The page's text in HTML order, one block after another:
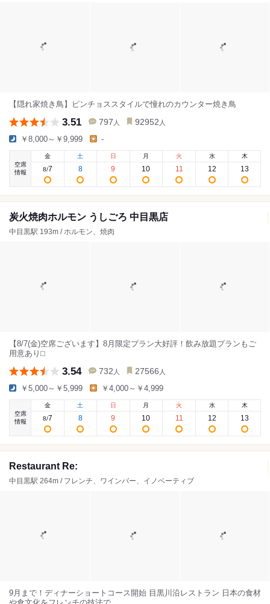
【隠れ家焼き鳥】ピンチョススタイルで憧れのカウンター焼き鳥
3.51 797 人 92952 人
￥8,000～￥9,999 -
空席
情報
金
8/7
土
8
日
9
月
10
火
11
水
12
木
13
炭火焼肉ホルモン うしごろ 中目黒店
中目黒駅 193m / ホルモン、焼肉
【8/7(金)空席ございます】8月限定プラン大好評！飲み放題プランもご
用意あり⬜︎
3.54 732 人 27566 人
￥5,000～￥5,999 ￥4,000～￥4,999
空席
情報
金
8/7
土
8
日
9
月
10
火
11
水
12
木
13
Restaurant Re:
中目黒駅 264m / フレンチ、ワインバー、イノベーティブ
9月まで！ディナーショートコース開始 目黒川沿レストラン 日本の食材